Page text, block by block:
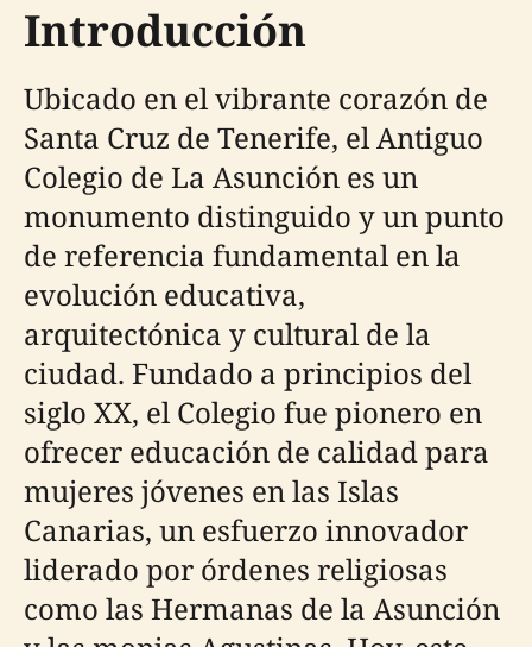
Introducción
Ubicado en el vibrante corazón de
Santa Cruz de Tenerife, el Antiguo
Colegio de La Asunción es un
monumento distinguido y un punto
de referencia fundamental en la
evolución educativa,
arquitectónica y cultural de la
ciudad. Fundado a principios del
siglo XX, el Colegio fue pionero en
ofrecer educación de calidad para
mujeres jóvenes en las Islas
Canarias, un esfuerzo innovador
liderado por órdenes religiosas
como las Hermanas de la Asunción